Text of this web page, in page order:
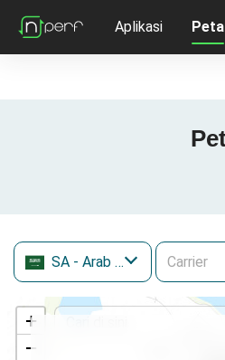
Aplikasi Peta
SA - Arab Saudi
+
−